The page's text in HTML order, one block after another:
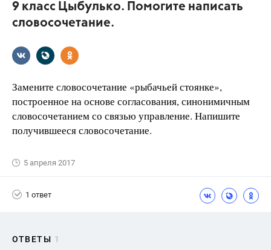
9 класс Цыбулько. Помогите написать
словосочетание.
Замените словосочетание «рыбачьей стоянке»,
построенное на основе согласования, синонимичным
словосочетанием со связью управление. Напишите
получившееся словосочетание.
5 апреля 2017
1 ответ
ОТВЕТЫ 1